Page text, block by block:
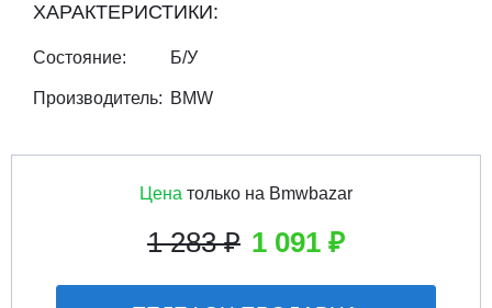
Цена только на Bmwbazar
1 283 ₽ 1 091 ₽
ХАРАКТЕРИСТИКИ:
Состояние: Б/У
Производитель: BMW